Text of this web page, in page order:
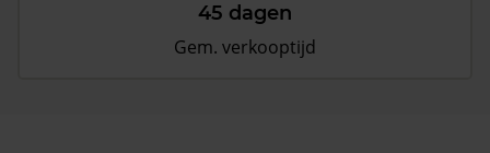
45 dagen
Gem. verkooptijd